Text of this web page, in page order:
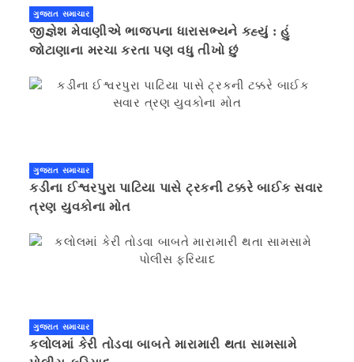
ગુજરાત સમાચાર
જીજ્ઞેશ મેવાણીએ ભાજપના ધારાસભ્યને કહ્યું : હું
જોટાણાના મરચા કરતા પણ વધુ તીખો છું
ગુજરાત સમાચાર
કડીના ઈશ્વરપુરા પાટિયા પાસે ટ્રકની ટક્કરે બાઈક સવાર
ત્રણ યુવકોના મોત
ગુજરાત સમાચાર
કલોલમાં કેરી તોડવા બાબતે મારામારી થતા સામસામે